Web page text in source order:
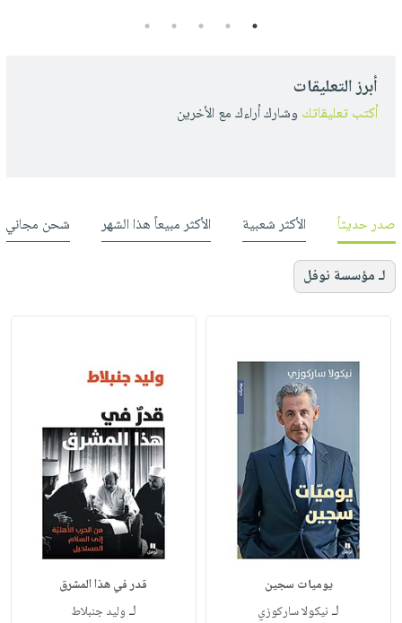
1
2
3
4
5
أبرز التعليقات
أكتب تعليقاتك وشارك أراءك مع الأخرين
صدر حديثاً الأكثر شعبية الأكثر مبيعاً هذا الشهر شحن مجاني
لـ مؤسسة نوفل
يوميات سجين
لـ نيكولا ساركوزي
قدر في هذا المشرق
لـ وليد جنبلاط